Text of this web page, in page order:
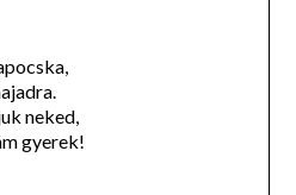
neked,
gyerek!